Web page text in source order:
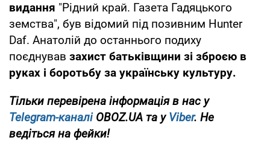
видання "Рідний край. Газета Гадяцького
земства", був відомий під позивним Hunter
Daf. Анатолій до останнього подиху
поєднував захист батьківщини зі зброєю в
руках і боротьбу за українську культуру.
Тільки перевірена інформація в нас у
Telegram-каналіOBOZ.UA та уViber. Не
ведіться на фейки!